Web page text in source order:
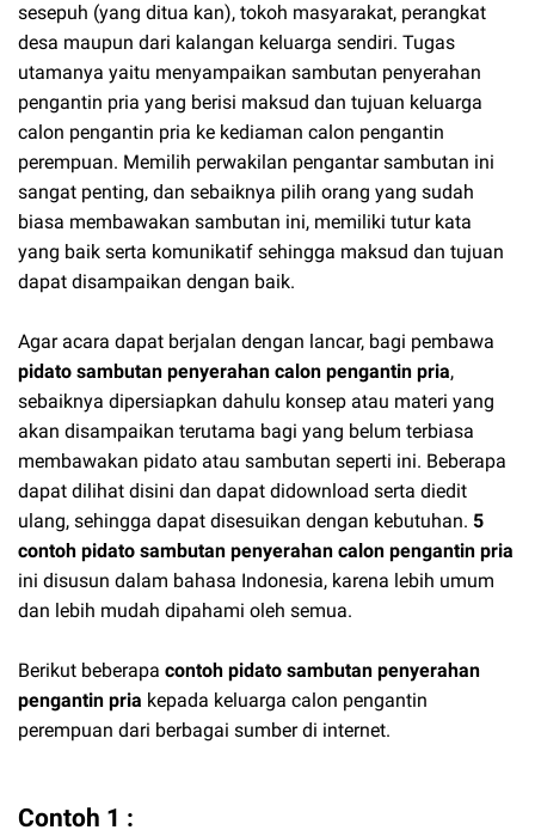
sesepuh (yang ditua kan), tokoh masyarakat, perangkat
desa maupun dari kalangan keluarga sendiri. Tugas
utamanya yaitu menyampaikan sambutan penyerahan
pengantin pria yang berisi maksud dan tujuan keluarga
calon pengantin pria ke kediaman calon pengantin
perempuan. Memilih perwakilan pengantar sambutan ini
sangat penting, dan sebaiknya pilih orang yang sudah
biasa membawakan sambutan ini, memiliki tutur kata
yang baik serta komunikatif sehingga maksud dan tujuan
dapat disampaikan dengan baik.
Agar acara dapat berjalan dengan lancar, bagi pembawa
pidato sambutan penyerahan calon pengantin pria,
sebaiknya dipersiapkan dahulu konsep atau materi yang
akan disampaikan terutama bagi yang belum terbiasa
membawakan pidato atau sambutan seperti ini. Beberapa
dapat dilihat disini dan dapat didownload serta diedit
ulang, sehingga dapat disesuikan dengan kebutuhan. 5
contoh pidato sambutan penyerahan calon pengantin pria
ini disusun dalam bahasa Indonesia, karena lebih umum
dan lebih mudah dipahami oleh semua.
Berikut beberapa contoh pidato sambutan penyerahan
pengantin pria kepada keluarga calon pengantin
perempuan dari berbagai sumber di internet.
Contoh 1 :